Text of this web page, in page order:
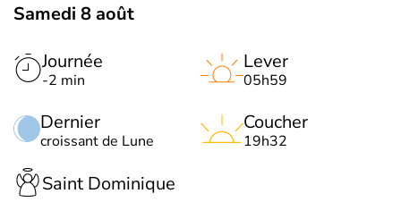
Samedi 8 août
Journée
-2 min
Dernier
croissant de Lune
Lever
05h59
Coucher
19h32
Saint Dominique